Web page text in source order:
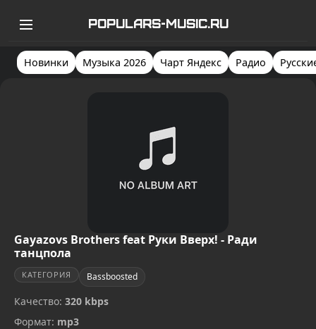
POPULARS-MUSIC.RU
Новинки Музыка 2026 Чарт Яндекс Радио
Gayazovs Brothers feat Руки Вверх! - Ради
танцпола
КАТЕГОРИЯ Bassboosted
Качество: 320 kbps
Формат: mp3